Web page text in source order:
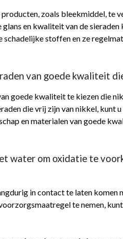
zoals bleekmiddel, te
en kwaliteit van de
stoffen en ze
van goede kwaliteit
goede kwaliteit te kiezen die
die vrij zijn van nikkel, kunt
en materialen van goede
water om oxidatie te
in contact te laten komen
te nemen,